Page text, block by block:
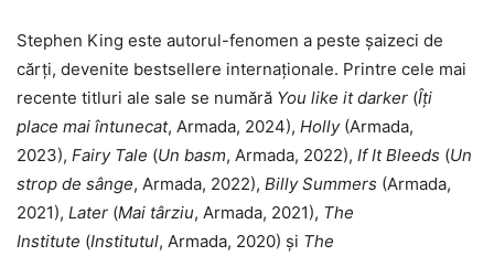
Stephen King este autorul-fenomen a peste șaizeci de
cărți, devenite bestsellere internaționale. Printre cele mai
recente titluri ale sale se numără You like it darker (Îți
place mai întunecat, Armada, 2024), Holly(Armada,
2023), Fairy Tale (Un basm, Armada, 2022), If It Bleeds (Un
strop de sânge, Armada, 2022), Billy Summers (Armada,
2021), Later (Mai târziu, Armada, 2021), The
Institute (Institutul, Armada, 2020) și The